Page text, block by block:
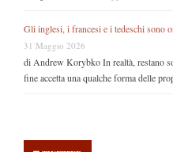
Gli inglesi, i francesi e i tedeschi sono
31 Maggio 2026
di Andrew Korybko In realtà, restano
fine accetta una qualche forma delle